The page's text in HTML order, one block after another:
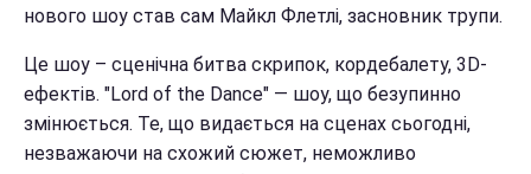
нового шоу став сам Майкл Флетлі, засновник трупи.
Це шоу – сценічна битва скрипок, кордебалету, 3D-
ефектів. "Lord of the Dance" — шоу, що безупинно
змінюється. Те, що видається на сценах сьогодні,
незважаючи на схожий сюжет, неможливо